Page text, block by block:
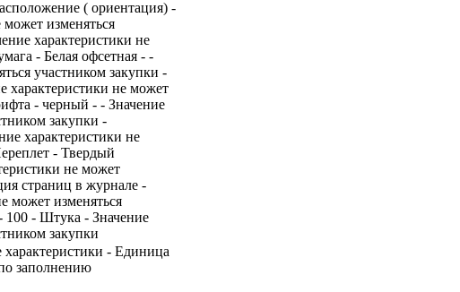
( ориентация) -
изменяться
характеристики не
- Белая офсетная - -
участником закупки -
характеристики не может
- черный - - Значение
закупки -
характеристики не
- Твердый
не может
страниц в журнале -
может изменяться
100 - Штука - Значение
закупки
- Единица
заполнению